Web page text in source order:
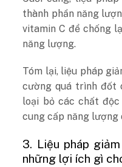
thành phần năng
vitamin C để chống
năng lượng.
Tóm lại, liệu pháp
cường quá trình đốt
loại bỏ các chất
cung cấp năng lượng
3. Liệu pháp
những lợi ích gì